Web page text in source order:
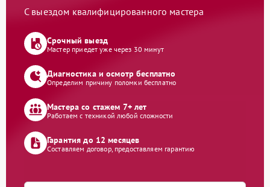
С выездом квалифицированного мастера
Срочный выезд
Мастер приедет уже через 30 минут
Диагностика и осмотр бесплатно
Определим причину поломки бесплатно
Мастера со стажем 7+ лет
Работаем с техникой любой сложности
Гарантия до 12 месяцев
Составляем договор, предоставляем гарантию